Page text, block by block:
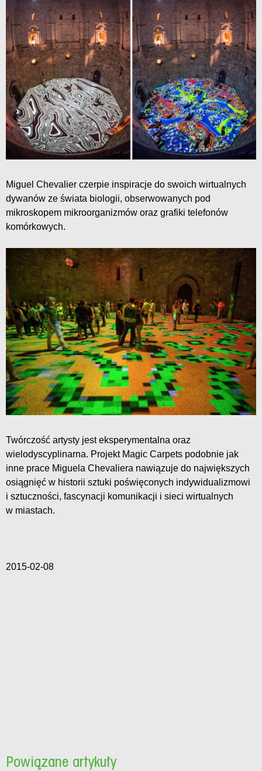
Miguel Chevalier czerpie inspiracje do swoich wirtualnych
dywanów ze świata biologii, obserwowanych pod
mikroskopem mikroorganizmów oraz grafiki telefonów
komórkowych.
Twórczość artysty jest eksperymentalna oraz
wielodyscyplinarna. Projekt Magic Carpets podobnie jak
inne prace Miguela Chevaliera nawiązuje do największych
osiągnięć w historii sztuki poświęconych indywidualizmowi
i sztuczności, fascynacji komunikacji i sieci wirtualnych
w miastach.
2015-02-08
Powiązane artykuły